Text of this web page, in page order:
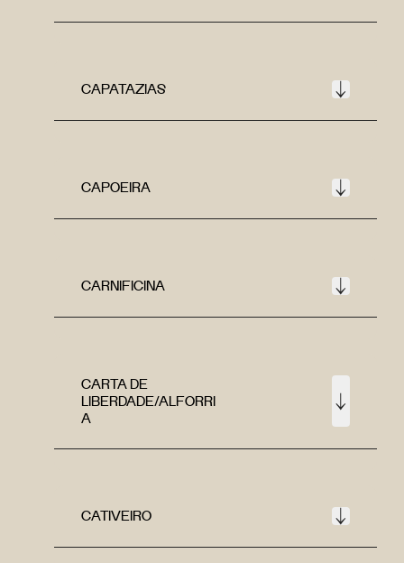
CAPATAZIAS
CAPOEIRA
CARNIFICINA
CARTA DE
LIBERDADE/ALFORRI
A
CATIVEIRO